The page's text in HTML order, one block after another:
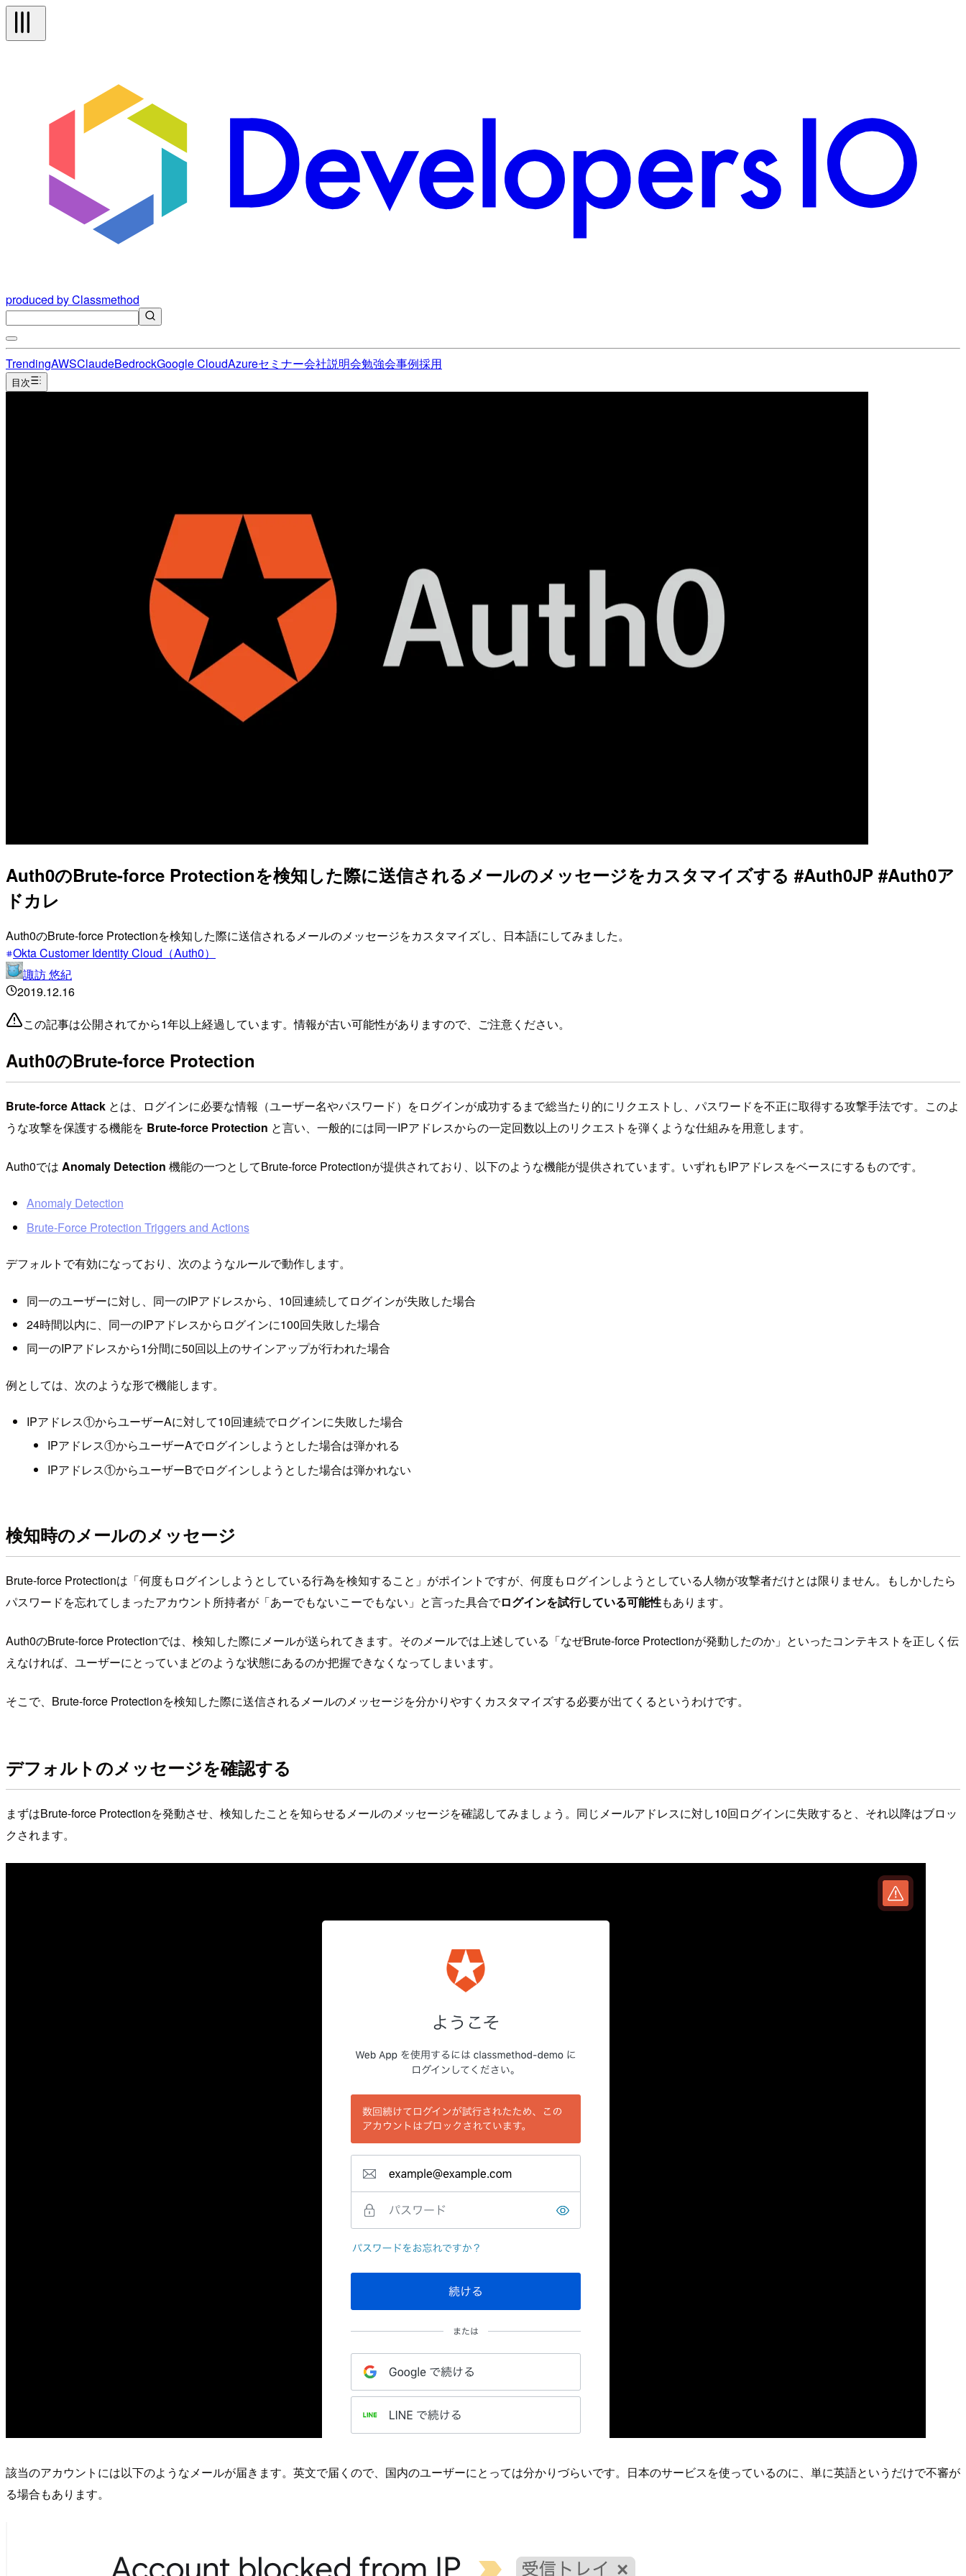
produced by Classmethod
TrendingAWSClaudeBedrockGoogle CloudAzureセミナー会社説明会勉強会事例採用
目次
Auth0のBrute-force Protectionを検知した際に送信されるメールのメッセージをカスタマイズする #Auth0JP #Auth0ア
ドカレ
Auth0のBrute-force Protectionを検知した際に送信されるメールのメッセージをカスタマイズし、日本語にしてみました。
Okta Customer Identity Cloud（Auth0）
諏訪 悠紀
2019.12.16
この記事は公開されてから1年以上経過しています。情報が古い可能性がありますので、ご注意ください。
Auth0のBrute-force Protection
Brute-force Attack とは、ログインに必要な情報（ユーザー名やパスワード）をログインが成功するまで総当たり的にリクエストし、パスワードを不正に取得する攻撃手法です。このよ
うな攻撃を保護する機能を Brute-force Protection と言い、一般的には同一IPアドレスからの一定回数以上のリクエストを弾くような仕組みを用意します。
Auth0では Anomaly Detection 機能の一つとしてBrute-force Protectionが提供されており、以下のような機能が提供されています。いずれもIPアドレスをベースにするものです。
Anomaly Detection
Brute-Force Protection Triggers and Actions
デフォルトで有効になっており、次のようなルールで動作します。
同一のユーザーに対し、同一のIPアドレスから、10回連続してログインが失敗した場合
24時間以内に、同一のIPアドレスからログインに100回失敗した場合
同一のIPアドレスから1分間に50回以上のサインアップが行われた場合
例としては、次のような形で機能します。
IPアドレス①からユーザーAに対して10回連続でログインに失敗した場合
IPアドレス①からユーザーAでログインしようとした場合は弾かれる
IPアドレス①からユーザーBでログインしようとした場合は弾かれない
検知時のメールのメッセージ
Brute-force Protectionは「何度もログインしようとしている行為を検知すること」がポイントですが、何度もログインしようとしている人物が攻撃者だけとは限りません。もしかしたら
パスワードを忘れてしまったアカウント所持者が「あーでもないこーでもない」と言った具合でログインを試行している可能性もあります。
Auth0のBrute-force Protectionでは、検知した際にメールが送られてきます。そのメールでは上述している「なぜBrute-force Protectionが発動したのか」といったコンテキストを正しく伝
えなければ、ユーザーにとっていまどのような状態にあるのか把握できなくなってしまいます。
そこで、Brute-force Protectionを検知した際に送信されるメールのメッセージを分かりやすくカスタマイズする必要が出てくるというわけです。
デフォルトのメッセージを確認する
まずはBrute-force Protectionを発動させ、検知したことを知らせるメールのメッセージを確認してみましょう。同じメールアドレスに対し10回ログインに失敗すると、それ以降はブロッ
クされます。
該当のアカウントには以下のようなメールが届きます。英文で届くので、国内のユーザーにとっては分かりづらいです。日本のサービスを使っているのに、単に英語というだけで不審が
る場合もあります。